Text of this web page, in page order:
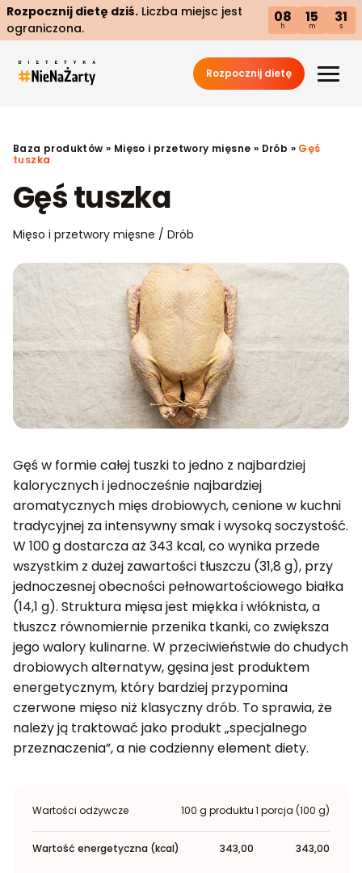
Rozpocznij dietę dziś. Liczba miejsc jest
ograniczona.
08
h
15
m
30
s
Rozpocznij dietę
Baza produktów » Mięso i przetwory mięsne » Drób » Gęś
tuszka
Gęś tuszka
Mięso i przetwory mięsne / Drób
Gęś w formie całej tuszki to jedno z najbardziej
kalorycznych i jednocześnie najbardziej
aromatycznych mięs drobiowych, cenione w kuchni
tradycyjnej za intensywny smak i wysoką soczystość.
W 100 g dostarcza aż 343 kcal, co wynika przede
wszystkim z dużej zawartości tłuszczu (31,8 g), przy
jednoczesnej obecności pełnowartościowego białka
(14,1 g). Struktura mięsa jest miękka i włóknista, a
tłuszcz równomiernie przenika tkanki, co zwiększa
jego walory kulinarne. W przeciwieństwie do chudych
drobiowych alternatyw, gęsina jest produktem
energetycznym, który bardziej przypomina
czerwone mięso niż klasyczny drób. To sprawia, że
należy ją traktować jako produkt „specjalnego
przeznaczenia”, a nie codzienny element diety.
Wartości odżywcze 100 g produktu1 porcja (100 g)
Wartość energetyczna (kcal) 343,00 343,00